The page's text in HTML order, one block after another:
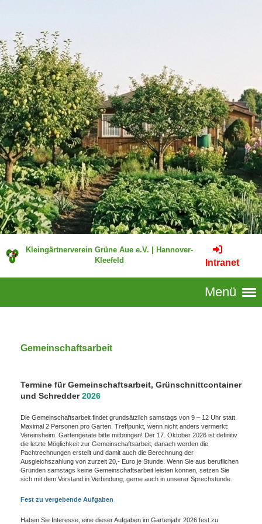
Kleingärtnerverein Grüne Aue e.V. | Hannover-
Kleefeld
Intranet
Menü
Gemeinschaftsarbeit
Termine für Gemeinschaftsarbeit, Grünschnittcontainer
und Schredder2026
Die Gemeinschaftsarbeit findet grundsätzlich samstags von 9 – 12 Uhr statt.
Maximal 2 Personen pro Garten. Treffpunkt, wenn nicht anders vermerkt:
Vereinsheim. Gartengeräte bitte mitbringen! Der 17. Oktober 2026 ist definitiv
die letzte Möglichkeit zur Gemeinschaftsarbeit, danach werden die
Pachtrechnungen erstellt und damit auch die Berechnung der
Ausgleichszahlung von zurzeit 20,- Euro je Stunde. Wenn Sie aus beruflichen
Gründen samstags keine Gemeinschaftsarbeit leisten können, setzen Sie
sich mit dem Vorstand in Verbindung, gerne auch in unserer Sprechstunde.
Fest zu vergebende Aufgaben
Haben Sie Interesse, eine dieser Aufgaben im Gartenjahr 2026 fest zu